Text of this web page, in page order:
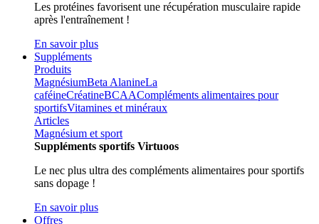
Les protéines favorisent une récupération musculaire rapide
après l'entraînement !
En savoir plus
Suppléments
Produits
MagnésiumBeta AlanineLa
caféineCréatineBCAACompléments alimentaires pour
sportifsVitamines et minéraux
Articles
Magnésium et sport
Suppléments sportifs Virtuoos
Le nec plus ultra des compléments alimentaires pour sportifs
sans dopage !
En savoir plus
Offres